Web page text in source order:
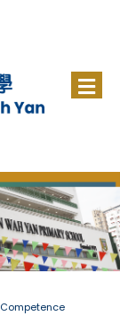
Competence